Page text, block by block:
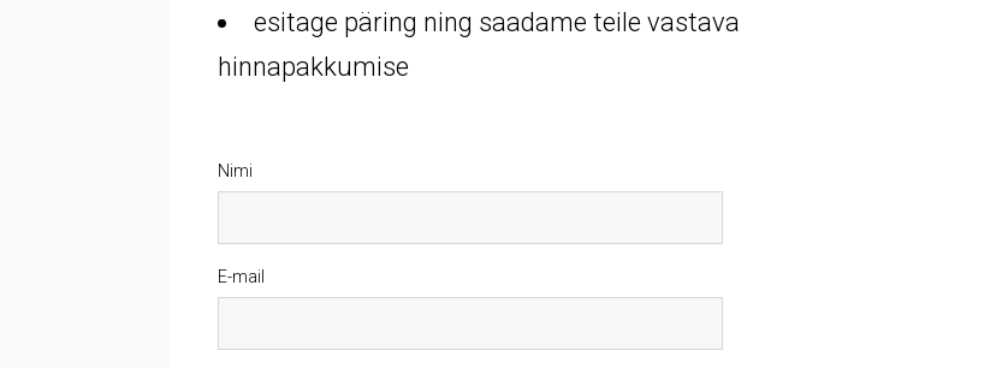
esitage päring ning saadame teile vastava
hinnapakkumise
Nimi
E-mail